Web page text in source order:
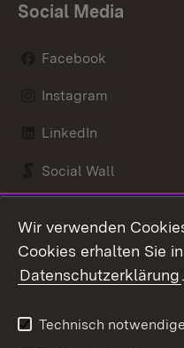
Social Media
Facebook
Instagram
LinkedIn
Social Wall
Kontakt
Wir verwenden
Cookies erhalten Sie
Datenschutzerklärung.
Technisch